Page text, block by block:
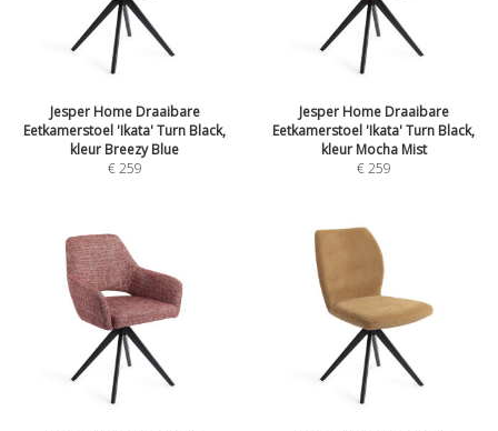
Jesper Home Draaibare
Eetkamerstoel 'Ikata' Turn Black,
kleur Breezy Blue
€259
Jesper Home Draaibare
Eetkamerstoel 'Ikata' Turn Black,
kleur Mocha Mist
€259